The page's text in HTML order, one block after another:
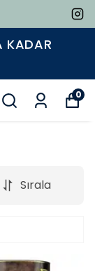
KADAR
0
Sırala